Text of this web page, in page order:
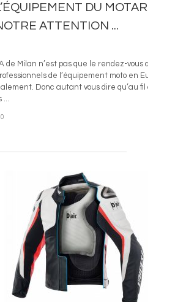
DU MOTARD
ATTENTION ...
de Milan n’est pas que le rendez-vous des
de l’équipement moto en Europe
Donc autant vous dire qu’au fil des
0